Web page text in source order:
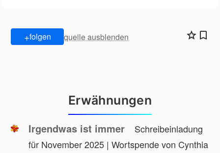
+folgen quelle ausblenden
Erwähnungen
Irgendwas ist immer
Schreibeinladung
für November 2025 | Wortspende von Cynthia